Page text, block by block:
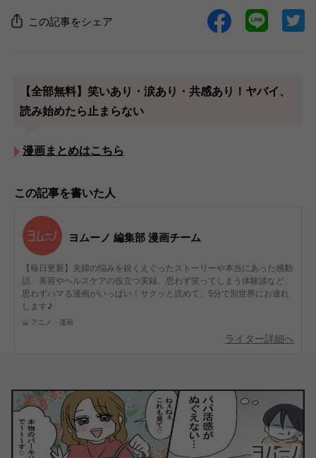
この記事をシェア
【全部無料】笑いあり・涙あり・共感あり！ヤバイ、
読み始めたら止まらない
漫画まとめはこちら
この記事を書いた人
ヨムーノ 編集部 漫画チーム
【毎日更新】夫婦の悩みを鋭くえぐったストーリーや本当にあった感動
話、美容やヘルスケアの役立つ実録、思わず笑ってしまう体験談など、
思わずハマる漫画がいっぱい！サクッと読めて、5分で別世界にお連れ
します♪
アニメ・漫画
ライター詳細へ